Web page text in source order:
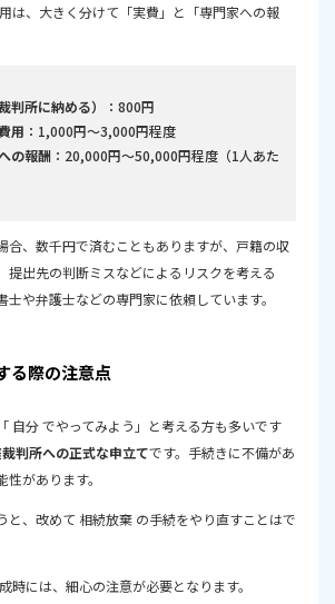
選び方
あやめ池事務所 のご紹介
は、大きく分けて「実費」と「専門家への報
判所に納める）
：800円
用 ：1,000円～3,000円程度
の報酬 ：20,000円～50,000円程度（1人あた
合、数千円で済むこともありますが、戸籍の収
提出先の判断ミスなどによるリスクを考える
士や弁護士などの専門家に依頼しています。
る際の注意点
自分 でやってみよう」と考える方も多いです
判所への正式な申立てです。手続きに不備があ
があります。
と、改めて 相続放棄 の手続をやり直すことはで
時には、細心の注意が必要となります。